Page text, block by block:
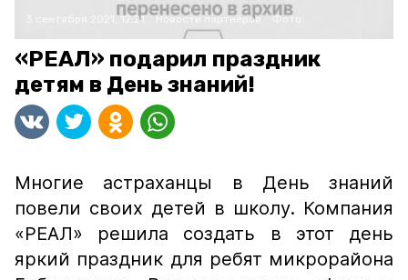
3 сентября 2021, 12:21 Новости партнёров Фото:
«РЕАЛ» подарил праздник
детям в День знаний!
Многие астраханцы в День знаний
повели своих детей в школу. Компания
«РЕАЛ» решила создать в этот день
яркий праздник для ребят микрорайона